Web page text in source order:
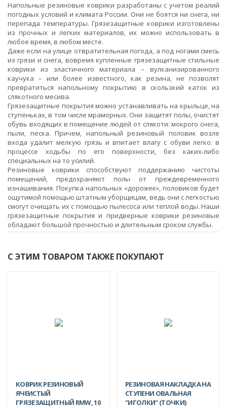
Напольные резиновые коврики разработаны с учетом реалий
погодных условий и климата России. Они не боятся ни снега, ни
перепада температуры. Грязезащитные коврики изготовлены
из прочных и легких материалов, их можно использовать в
любое время, в любом месте.
Даже если на улице отвратительная погода, а под ногами смесь
из грязи и снега, вовремя купленные грязезащитные стильные
коврики из эластичного материала – вулканизированного
каучука – или более известного, как резина, не позволят
превратиться напольному покрытию в скользкий каток из
слякотного месива.
Грязезащитные покрытия можно устанавливать на крыльце, на
ступеньках, в том числе мраморных. Они защитят полы, очистят
обувь входящих в помещение людей от слякоти: мокрого снега,
пыли, песка. Причем, напольный резиновый половик возле
входа удалит мелкую грязь и впитает влагу с обуви легко: в
процессе ходьбы по его поверхности, без каких-либо
специальных на то усилий.
Резиновые коврики способствуют поддержанию чистоты
помещений, предохраняют полы от преждевременного
изнашивания. Покупка напольных «дорожек», половиков будет
ощутимой помощью штатным уборщицам, ведь они с легкостью
смогут очищать их с помощью пылесоса или теплой воды. Наши
грязезащитные покрытия и придверные коврики резиновые
обладают большой прочностью и длительным сроком службы.
С ЭТИМ ТОВАРОМ ТАКЖЕ ПОКУПАЮТ
КОВРИК РЕЗИНОВЫЙ
ЯЧЕИСТЫЙ
ГРЯЗЕЗАЩИТНЫЙ RMW, 10
РЕЗИНОВАЯ НАКЛАДКА НА
СТУПЕНИ ОВАЛЬНАЯ
"ИГОЛКИ" (ТОЧКИ)